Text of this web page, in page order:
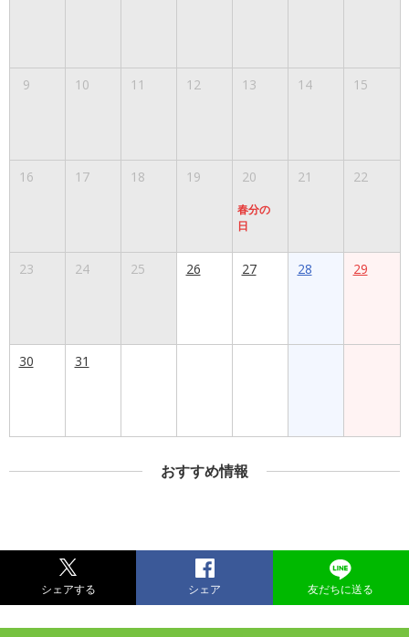
9 10 11 12 13 14 15
16 17 18 19 20
春分の
日
21 22
23 24 25 26 27 28 29
30 31
おすすめ情報
シェアする シェア 友だちに送る